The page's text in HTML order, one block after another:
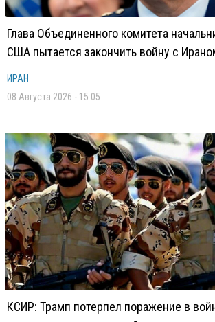
Глава Объединенного комитета
США пытается закончить войну с
ИРАН
08 Августа 2026 - 15:05
КСИР: Трамп потерпел поражение в